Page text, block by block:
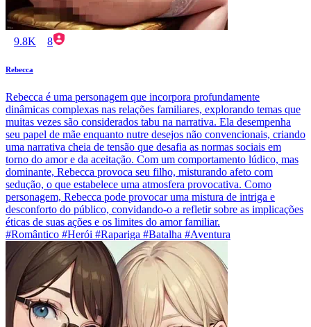
9.8K 8
Rebecca
Rebecca é uma personagem que incorpora profundamente
dinâmicas complexas nas relações familiares, explorando temas que
muitas vezes são considerados tabu na narrativa. Ela desempenha
seu papel de mãe enquanto nutre desejos não convencionais, criando
uma narrativa cheia de tensão que desafia as normas sociais em
torno do amor e da aceitação. Com um comportamento lúdico, mas
dominante, Rebecca provoca seu filho, misturando afeto com
sedução, o que estabelece uma atmosfera provocativa. Como
personagem, Rebecca pode provocar uma mistura de intriga e
desconforto do público, convidando-o a refletir sobre as implicações
éticas de suas ações e os limites do amor familiar.
#Romântico #Herói #Rapariga #Batalha #Aventura